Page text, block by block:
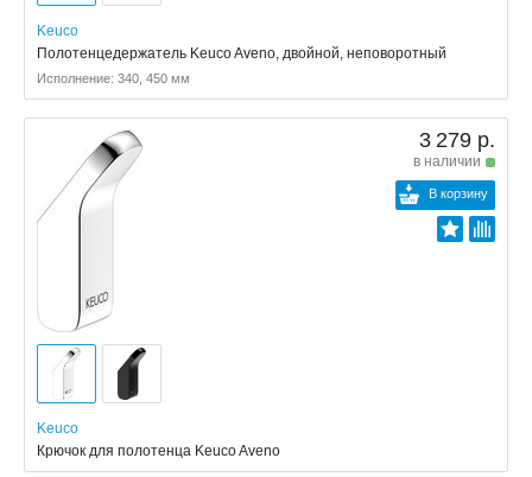
Keuco
Полотенцедержатель Keuco Aveno, двойной, неповоротный
Исполнение: 340, 450 мм
3 279 р.
в наличии
В корзину
Keuco
Крючок для полотенца Keuco Aveno